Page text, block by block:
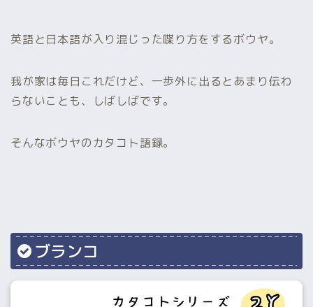
英語と日本語が入り混じった喋り方をするボウヤ。
我が家は毎日これだけど、一歩外に出るとあまり伝わ
らないことも、しばしばです。
そんなボウヤのカタコト語録。
ブランコ